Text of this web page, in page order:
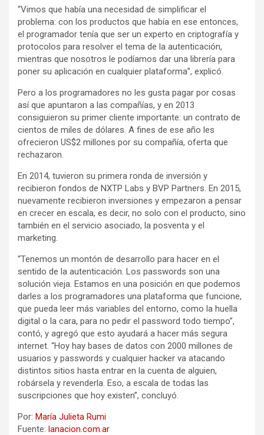
“Vimos que había una necesidad de simplificar el
problema: con los productos que había en ese entonces,
el programador tenía que ser un experto en criptografía y
protocolos para resolver el tema de la autenticación,
mientras que nosotros le podíamos dar una librería para
poner su aplicación en cualquier plataforma”, explicó.
Pero a los programadores no les gusta pagar por cosas
así que apuntaron a las compañías, y en 2013
consiguieron su primer cliente importante: un contrato de
cientos de miles de dólares. A fines de ese año les
ofrecieron US$2 millones por su compañía, oferta que
rechazaron.
En 2014, tuvieron su primera ronda de inversión y
recibieron fondos de NXTP Labs y BVP Partners. En 2015,
nuevamente recibieron inversiones y empezaron a pensar
en crecer en escala, es decir, no solo con el producto, sino
también en el servicio asociado, la posventa y el
marketing.
“Tenemos un montón de desarrollo para hacer en el
sentido de la autenticación. Los passwords son una
solución vieja. Estamos en una posición en que podemos
darles a los programadores una plataforma que funcione,
que pueda leer más variables del entorno, como la huella
digital o la cara, para no pedir el password todo tiempo”,
contó, y agregó que esto ayudará a hacer más segura
internet. “Hoy hay bases de datos con 2000 millones de
usuarios y passwords y cualquier hacker va atacando
distintos sitios hasta entrar en la cuenta de alguien,
robársela y revenderla. Eso, a escala de todas las
suscripciones que hoy existen”, concluyó.
Por: María Julieta Rumi
Fuente: lanacion.com.ar